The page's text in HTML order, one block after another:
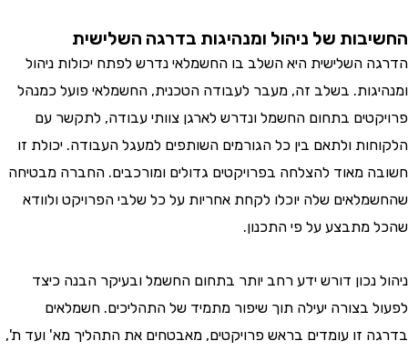
של ניהול ומנהיגות בדרגה השלישית
השלישית היא השלב בו החשמלאי נדרש לפתח יכולות ניהול
בשלב זה, מעבר לעבודה הטכנית, החשמלאי פועל כמנהל
בתחום החשמל ונדרש לארגן צוותי עבודה, לתקשר עם
ולתאם בין כל הגורמים השותפים למעגל העבודה. יכולת זו
מאוד להצלחה בפרויקטים גדולים ומורכבים. החברה מבטיחה
שלה יוכלו לקחת אחריות על כל שלבי הפרויקט ולוודא
על פי התכנון.
נכון דורש ידע רחב יותר בתחום החשמל ובעיקר הבנה כיצד
בצורה יעילה תוך שיפור מתמיד של התהליכים. חשמלאים
זו עומדים בראש פרויקטים, מאבטחים את התהליך מא' ועד ת',